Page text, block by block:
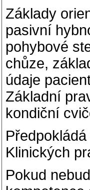
Základy
pasivní
pohybové
chůze,
údaje
Základní
kondiční
Klinických
Pokud